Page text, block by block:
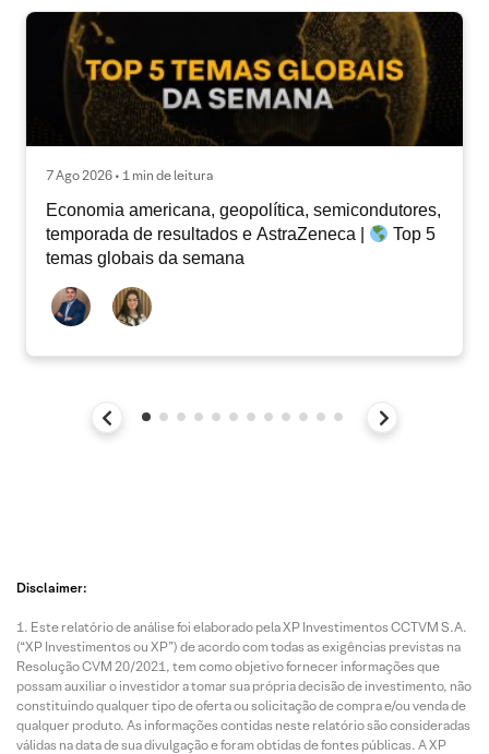
7 Ago 2026 • 1 min de leitura
Economia americana, geopolítica, semicondutores,
temporada de resultados e AstraZeneca |
Top 5
temas globais da semana
Disclaimer:
Este relatório de análise foi elaborado pela XP Investimentos CCTVM S.A.
(“XP Investimentos ou XP”) de acordo com todas as exigências previstas na
Resolução CVM 20/2021, tem como objetivo fornecer informações que
possam auxiliar o investidor a tomar sua própria decisão de investimento, não
constituindo qualquer tipo de oferta ou solicitação de compra e/ou venda de
qualquer produto. As informações contidas neste relatório são consideradas
válidas na data de sua divulgação e foram obtidas de fontes públicas. A XP